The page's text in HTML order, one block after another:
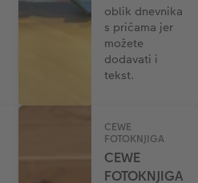
oblik dnevnika
s pričama jer
možete
dodavati i
tekst.
CEWE
FOTOKNJIGA
CEWE
FOTOKNJIGA